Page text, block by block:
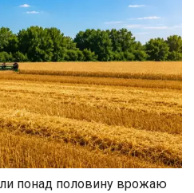
понад половину врожаю